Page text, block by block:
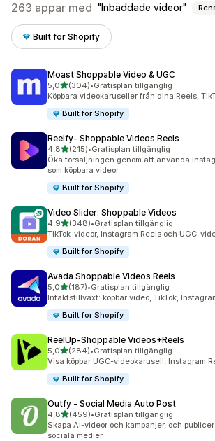
263 appar med Inbäddade videor
Built for Shopify
Moast Shoppable Video & UGC
5,0av 5 stjärnor
(304)
304 recensioner totalt
•Gratisplan tillgänglig
Köpbara videokaruseller från dina Reels,
Built for Shopify
Reelfy‑ Shoppable Videos Reels
4,8av 5 stjärnor
(215)
215 recensioner totalt
•Gratisplan tillgänglig
Öka försäljningen genom att använda
som köpbara videor
Built for Shopify
Video Slider: Shoppable Videos
4,9av 5 stjärnor
(348)
348 recensioner totalt
•Gratisplan tillgänglig
TikTok-videor, Instagram Reels och UGC-
Built for Shopify
Avada Shoppable Videos Reels
5,0av 5 stjärnor
(187)
187 recensioner totalt
•Gratisplan tillgänglig
Intäktstillväxt: köpbar video, TikTok,
Built for Shopify
ReelUp‑Shoppable Videos+Reels
5,0av 5 stjärnor
(284)
284 recensioner totalt
•Gratisplan tillgänglig
Visa köpbar UGC-videokarusell, Instagram
Built for Shopify
Outfy ‑ Social Media Auto Post
4,8av 5 stjärnor
(459)
459 recensioner totalt
•Gratisplan tillgänglig
Skapa AI-videor och kampanjer, och
sociala medier